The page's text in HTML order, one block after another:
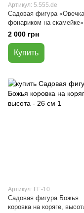
Артикул: 5.555.de
Садовая фигура
фонариком на
40×22×28 см, полистоун
2 000 грн
Купить
Артикул: FE-10
Садовая фигура Божья
коровка на коряге,